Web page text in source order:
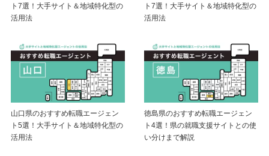
ト7選！大手サイト＆地域特化型の
活用法
ト7選！大手サイト＆地域特化型の
活用法
山口県のおすすめ転職エージェン
ト5選！大手サイト＆地域特化型の
活用法
徳島県のおすすめ転職エージェン
ト4選！県の就職支援サイトとの使
い分けまで解説